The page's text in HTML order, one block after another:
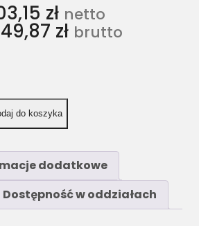
zł netto
zł brutto
do koszyka
dodatkowe
Dostępność w oddziałach